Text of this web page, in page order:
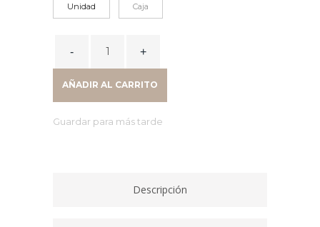
Unidad Caja
SEGURIDAD
NEGRA
AÑADIR AL CARRITO
Guardar para más tarde
Descripción